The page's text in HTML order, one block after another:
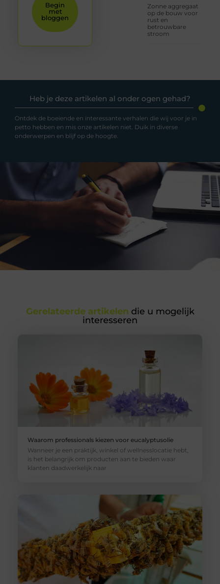
Zonne aggregaat
op de bouw voor
rust en
betrouwbare
stroom
Begin
met
bloggen
Heb je deze artikelen al onder ogen gehad?
Ontdek de boeiende en interessante verhalen die wij voor je in
petto hebben en mis onze artikelen niet. Duik in diverse
onderwerpen en blijf op de hoogte.
Gerelateerde artikelen die u mogelijk
interesseren
Waarom professionals kiezen voor eucalyptusolie
Wanneer je een praktijk, winkel of wellnesslocatie hebt,
is het belangrijk om producten aan te bieden waar
klanten daadwerkelijk naar